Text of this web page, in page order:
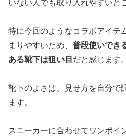
いない人でも取り入れやすいと
特に今回のようなコラボアイテ
まりやすいため、 普段使いでき
ある靴下は狙い目 だと感じます。
靴下のよさは、見せ方を自分で
ます。
スニーカーに合わせてワンポイ